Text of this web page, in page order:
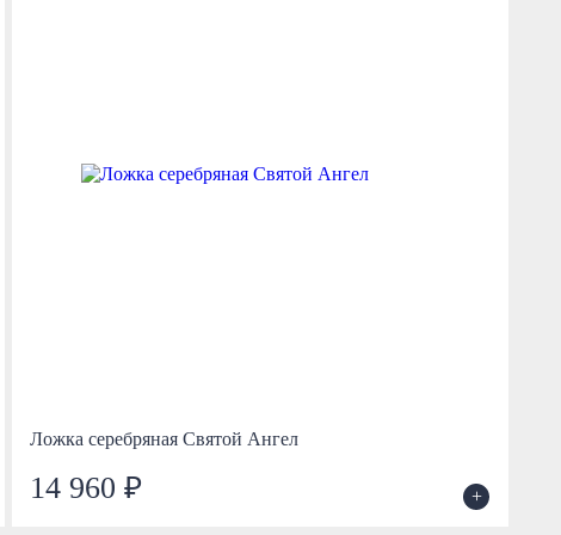
Ложка серебряная Святой Ангел
14 960 ₽ +